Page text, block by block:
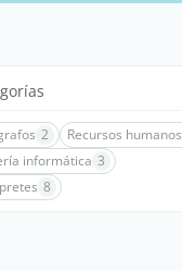
2 Recursos humanos
informática 3
8